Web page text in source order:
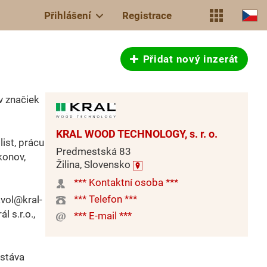
Přihlášení Registrace
Přidat nový inzerát
značiek
prácu
s.r.o.,
KRAL WOOD TECHNOLOGY, s. r. o.
Predmestská 83
Žilina, Slovensko
*** Kontaktní osoba ***
*** Telefon ***
*** E-mail ***